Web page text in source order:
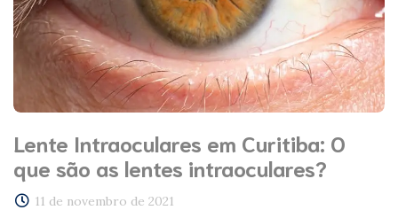
Lente Intraoculares em Curitiba: O
que são as lentes intraoculares?
11 de novembro de 2021